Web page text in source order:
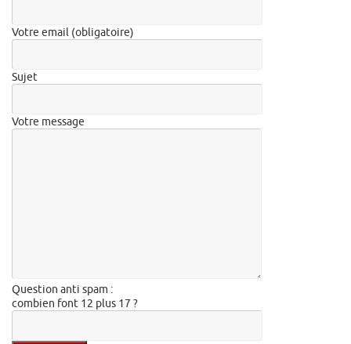
Votre email (obligatoire)
Sujet
Votre message
Question anti spam :
combien font 12 plus 17 ?